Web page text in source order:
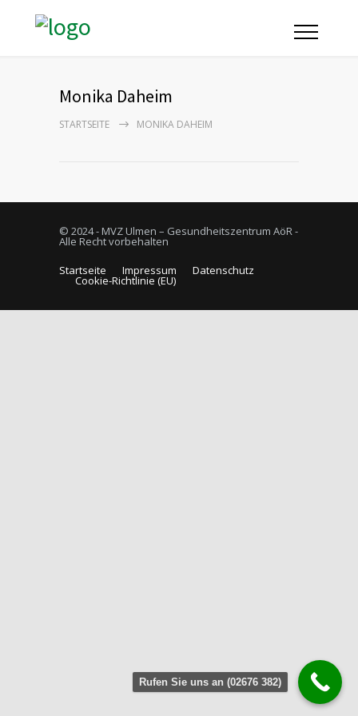
Monika Daheim
STARTSEITE MONIKA DAHEIM
© 2024 - MVZ Ulmen – Gesundheitszentrum AöR -
Alle Recht vorbehalten
Startseite
Impressum Datenschutz
Cookie-Richtlinie (EU)
Rufen Sie uns an (02676 382)